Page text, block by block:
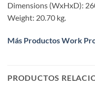
Dimensions (WxHxD):
Weight: 20.70 kg.
Más Productos Work
PRODUCTOS